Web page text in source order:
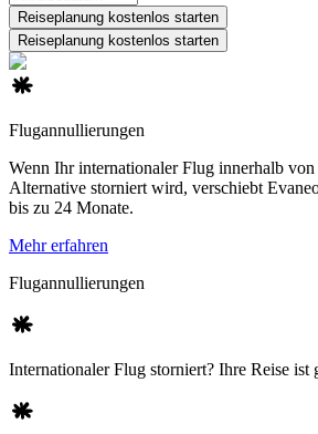
Reiseplanung kostenlos starten
Reiseplanung kostenlos starten
Flugannullierungen
Wenn Ihr internationaler Flug innerhalb
Alternative storniert wird, verschiebt
bis zu 24 Monate.
Mehr erfahren
Flugannullierungen
Internationaler Flug storniert? Ihre Reise ist